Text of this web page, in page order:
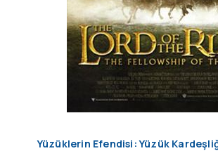
Yüzüklerin Efendisi: Yüzük